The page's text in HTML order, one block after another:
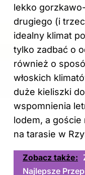
lekko
drugiego (i
idealny klimat
tylko zadbać o
również o
włoskich
duże kieliszki
wspomnienia
lodem, a
na tarasie w
Zobacz także:
Najlepsze